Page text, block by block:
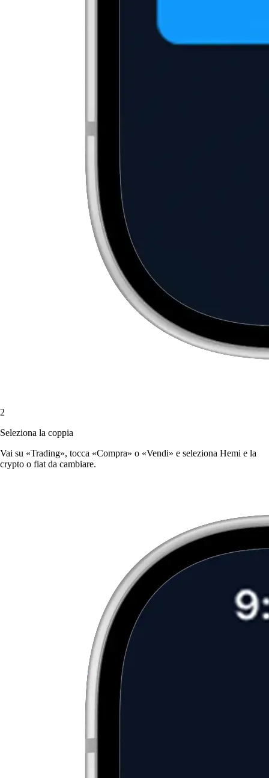
2
Seleziona la coppia
Vai su «Trading», tocca «Compra» o «Vendi» e seleziona Hemi e la
crypto o fiat da cambiare.